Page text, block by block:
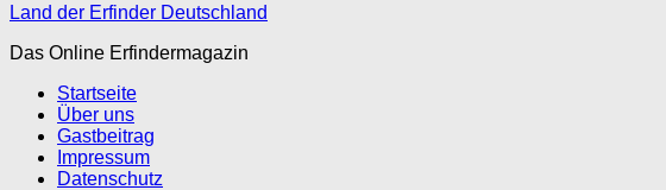
Land der Erfinder Deutschland
Das Online Erfindermagazin
Startseite
Über uns
Gastbeitrag
Impressum
Datenschutz